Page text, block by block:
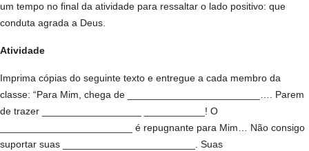
um tempo no final da atividade para ressaltar o lado positivo: que
conduta agrada a Deus.
Atividade
Imprima cópias do seguinte texto e entregue a cada membro da
classe: “Para Mim, chega de ________________________…. Parem
de trazer __________________ ___________! O
________________________ é repugnante para Mim… Não consigo
suportar suas ________________________. Suas